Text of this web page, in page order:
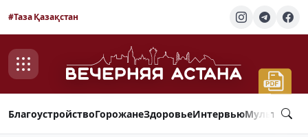
#Таза Қазақстан
БлагоустройствоГорожанеЗдоровьеИнтервью